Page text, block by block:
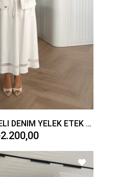
BONCUK İŞLEMELİ DENİM YELEK ETEK TAKIM BEYAZ